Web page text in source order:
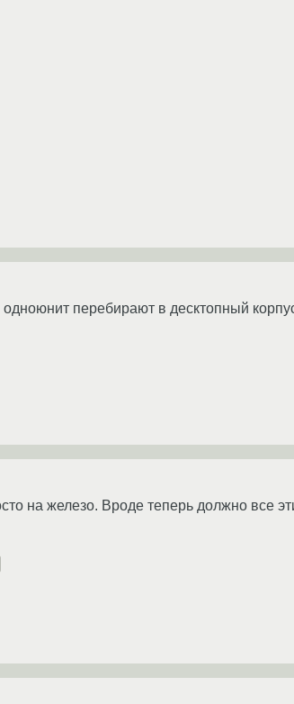
перебирают в десктопный
на железо. Вроде теперь должно все